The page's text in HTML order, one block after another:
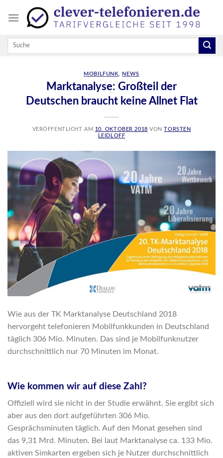
MOBILFUNK NEWS
Marktanalyse: Großteil der
Deutschen braucht keine Allnet Flat
VERÖFFENTLICHT AM 10. OKTOBER 2018 VONTORSTEN
LEIDLOFF
Wie aus der TK Marktanalyse Deutschland 2018
hervorgeht telefonieren Mobilfunkkunden in Deutschland
täglich 306 Mio. Minuten. Das sind je Mobilfunknutzer
durchschnittlich nur 70 Minuten im Monat.
Wie kommen wir auf diese Zahl?
Offiziell wird sie nicht in der Studie erwähnt. Sie ergibt sich
aber aus den dort aufgeführten 306 Mio.
Gesprächsminuten täglich. Auf den Monat gesehen sind
das 9,31 Mrd. Minuten. Bei laut Marktanalyse ca. 133 Mio.
aktiven Simkarten ergeben sich je Nutzer durchschnittlich